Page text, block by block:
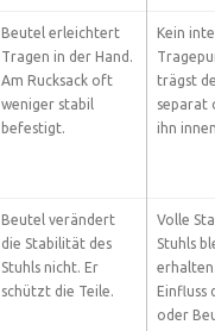
Beutel erleichtert
Tragen in der Hand.
Am Rucksack oft
weniger stabil
befestigt.
Kein
trägst
separat
ihn
Beutel verändert
die Stabilität des
Stuhls nicht. Er
schützt die Teile.
Volle
Stuhls
Einfluss
oder